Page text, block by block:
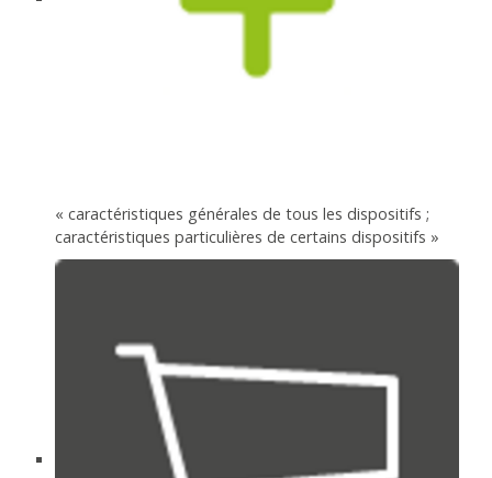
« caractéristiques générales de tous les dispositifs ;
caractéristiques particulières de certains dispositifs »